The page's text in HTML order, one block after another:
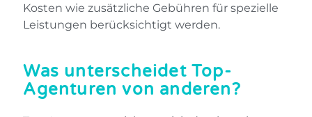
Kosten wie zusätzliche Gebühren für spezielle
Leistungen berücksichtigt werden.
Was unterscheidet Top-
Agenturen von anderen?